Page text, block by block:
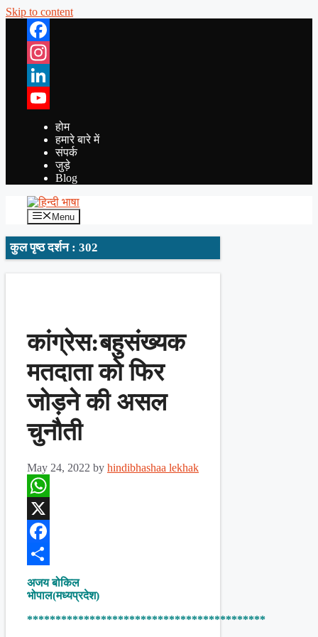
Skip to content
Facebook
Instagram
LinkedIn
YouTube
होम
हमारे बारे में
संपर्क
जुड़े
Blog
Menu
कुल पृष्ठ दर्शन : 302
कांग्रेस:बहुसंख्यक
मतदाता को फिर
जोड़ने की असल
चुनौती
May 24, 2022 by hindibhashaa lekhak
WhatsApp
X
Facebook
Share
अजय बोकिल
भोपाल(मध्यप्रदेश)
******************************************